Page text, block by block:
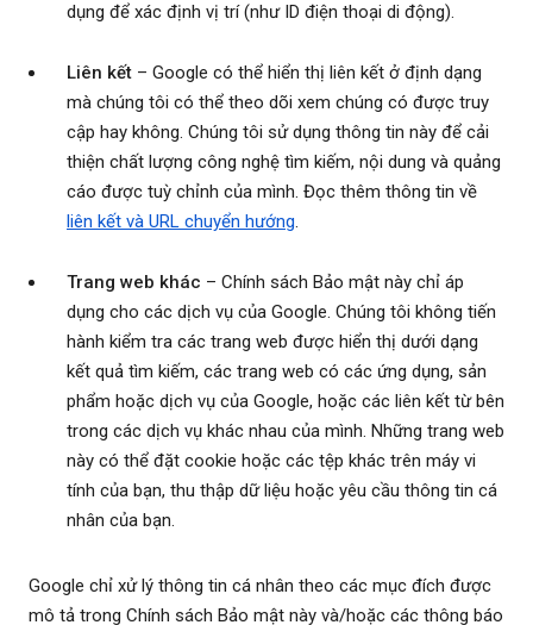
dụng để xác định vị trí (như ID điện thoại di động).
Liên kết – Google có thể hiển thị liên kết ở định dạng
mà chúng tôi có thể theo dõi xem chúng có được truy
cập hay không. Chúng tôi sử dụng thông tin này để cải
thiện chất lượng công nghệ tìm kiếm, nội dung và quảng
cáo được tuỳ chỉnh của mình. Đọc thêm thông tin về
liên kết và URL chuyển hướng.
Trang web khác – Chính sách Bảo mật này chỉ áp
dụng cho các dịch vụ của Google. Chúng tôi không tiến
hành kiểm tra các trang web được hiển thị dưới dạng
kết quả tìm kiếm, các trang web có các ứng dụng, sản
phẩm hoặc dịch vụ của Google, hoặc các liên kết từ bên
trong các dịch vụ khác nhau của mình. Những trang web
này có thể đặt cookie hoặc các tệp khác trên máy vi
tính của bạn, thu thập dữ liệu hoặc yêu cầu thông tin cá
nhân của bạn.
Google chỉ xử lý thông tin cá nhân theo các mục đích được
mô tả trong Chính sách Bảo mật này và/hoặc các thông báo